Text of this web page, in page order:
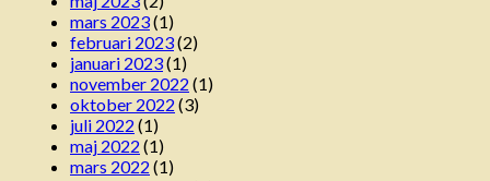
mars 2023(1)
februari 2023(2)
januari 2023(1)
november 2022 (1)
oktober 2022 (3)
juli 2022 (1)
maj 2022 (1)
mars 2022 (1)